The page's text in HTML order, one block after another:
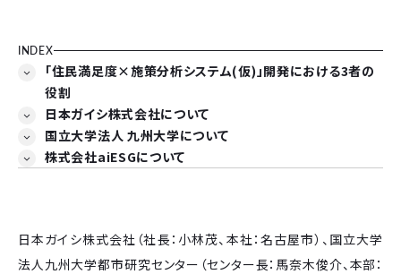
INDEX
「住民満足度×施策分析システム(仮)」開発における3者の
役割
日本ガイシ株式会社について
国立大学法人 九州大学について
株式会社aiESGについて
日本ガイシ株式会社（社長：小林茂、本社：名古屋市）、国立大学
法人九州大学都市研究センター（センター長：馬奈木俊介、本部：